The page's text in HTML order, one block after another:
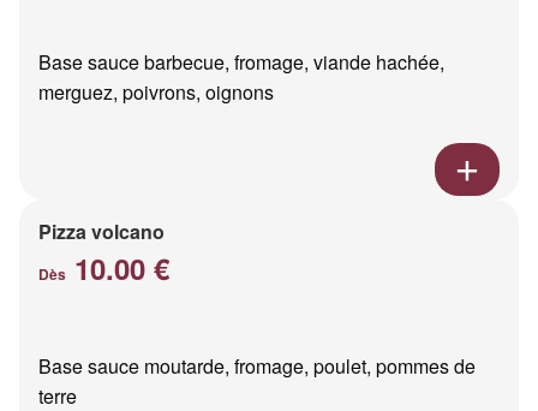
Base sauce barbecue, fromage, viande hachée,
merguez, poivrons, oignons
Pizza volcano
Dès 10.00 €
Base sauce moutarde, fromage, poulet, pommes de
terre